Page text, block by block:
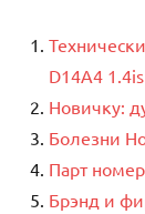
D14A4 1.4is
Новичку:
Болезни
Парт
Брэнд и